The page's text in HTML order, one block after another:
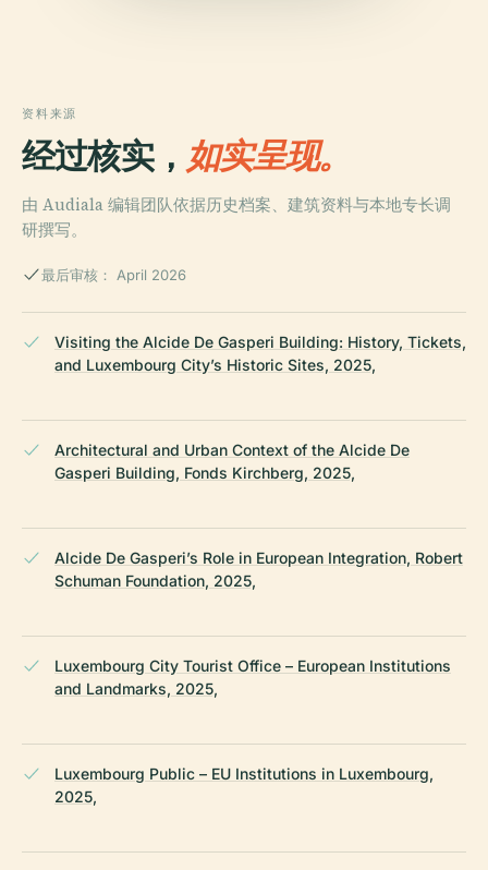
资料来源
经过核实， 如实呈现。
由 Audiala 编辑团队依据历史档案、建筑资料与本地专长调
研撰写。
最后审核： April 2026
Visiting the Alcide De Gasperi Building: History, Tickets,
and Luxembourg City’s Historic Sites, 2025,
Architectural and Urban Context of the Alcide De
Gasperi Building, Fonds Kirchberg, 2025,
Alcide De Gasperi’s Role in European Integration, Robert
Schuman Foundation, 2025,
Luxembourg City Tourist Office – European Institutions
and Landmarks, 2025,
Luxembourg Public – EU Institutions in Luxembourg,
2025,